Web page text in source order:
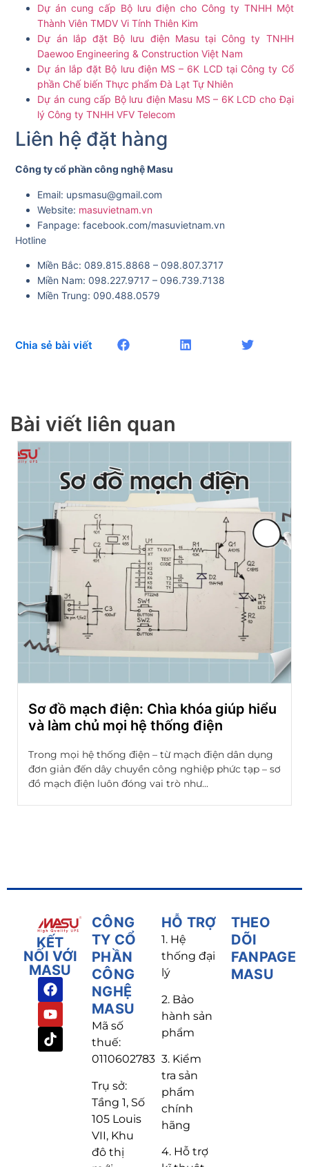
Dự án cung cấp Bộ lưu điện cho Công ty TNHH Một
Thành Viên TMDV Vi Tính Thiên Kim
Dự án lắp đặt Bộ lưu điện Masu tại Công ty TNHH
Daewoo Engineering & Construction Việt Nam
Dự án lắp đặt Bộ lưu điện MS – 6K LCD tại Công ty Cổ
phần Chế biến Thực phẩm Đà Lạt Tự Nhiên
Dự án cung cấp Bộ lưu điện Masu MS – 6K LCD cho Đại
lý Công ty TNHH VFV Telecom
Liên hệ đặt hàng
Công ty cổ phần công nghệ Masu
Email: upsmasu@gmail.com
Website: masuvietnam.vn
Fanpage: facebook.com/masuvietnam.vn
Hotline
Miền Bắc: 089.815.8868 – 098.807.3717
Miền Nam: 098.227.9717 – 096.739.7138
Miền Trung: 090.488.0579
Chia sẻ bài viết
Bài viết liên quan
Sơ đồ mạch điện: Chìa khóa giúp hiểu
và làm chủ mọi hệ thống điện
Trong mọi hệ thống điện – từ mạch điện dân dụng
đơn giản đến dây chuyền công nghiệp phức tạp – sơ
đồ mạch điện luôn đóng vai trò như...
KẾT
NỐI VỚI
MASU
CÔNG
TY CỔ
PHẦN
CÔNG
NGHỆ
MASU
Mã số
thuế:
0110602783
Trụ sở:
Tầng 1, Số
105 Louis
VII, Khu
đô thị
HỖ TRỢ
1. Hệ
thống đại
lý
2. Bảo
hành sản
phẩm
3. Kiểm
tra sản
phẩm
chính
hãng
4. Hỗ trợ
THEO
DÕI
FANPAGE
MASU